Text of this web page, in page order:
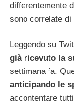
differentemente
sono correlate di
Leggendo su
già ricevuto la
settimana fa.
anticipando le
accontentare